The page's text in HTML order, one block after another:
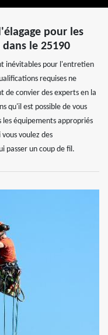
pour les
le 25190
inévitables pour l'entretien
requises ne
de convier des experts en la
qu'il est possible de vous
les équipements appropriés
voulez des
passer un coup de fil.